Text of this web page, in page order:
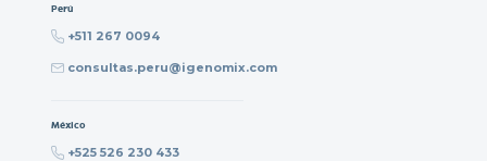
Perú
+511 267 0094
consultas.peru@igenomix.com
México
+525 526 230 433